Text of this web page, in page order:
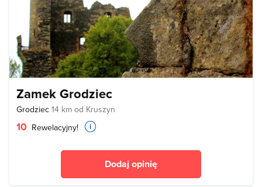
Zamek Grodziec
Grodziec 14 km od Kruszyn
10 Rewelacyjny!
Dodaj opinię